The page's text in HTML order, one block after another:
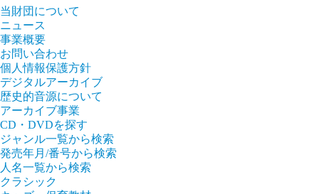
当財団について
ニュース
事業概要
お問い合わせ
個人情報保護方針
デジタルアーカイブ
歴史的音源について
アーカイブ事業
CD・DVDを探す
ジャンル一覧から検索
発売年月/番号から検索
人名一覧から検索
クラシック